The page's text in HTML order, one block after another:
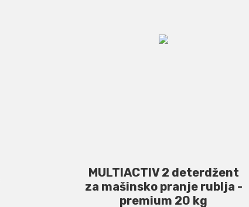
MULTIACTIV 2 deterdžent
za mašinsko pranje rublja -
premium 20 kg